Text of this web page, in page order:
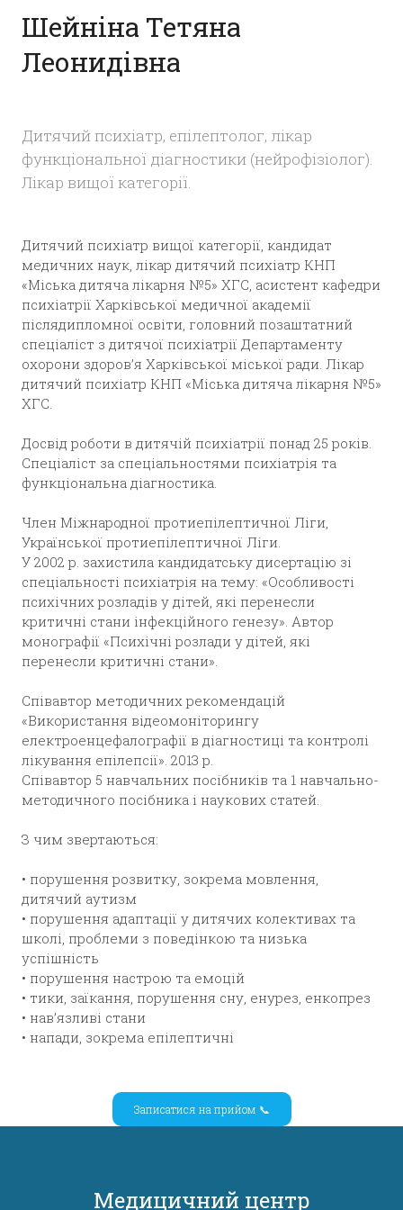
Шейніна Тетяна
Леонидівна
Дитячий психіатр, епілептолог, лікар
функціональної діагностики (нейрофізіолог).
Лікар вищої категорії.
Дитячий психіатр вищої категорії, кандидат
медичних наук, лікар дитячий психіатр КНП
«Міська дитяча лікарня №5» ХГС, асистент кафедри
психіатрії Харківської медичної академії
післядипломної освіти, головний позаштатний
спеціаліст з дитячої психіатрії Департаменту
охорони здоров’я Харківської міської ради. Лікар
дитячий психіатр КНП «Міська дитяча лікарня №5»
ХГС.
Досвід роботи в дитячій психіатрії понад 25 років.
Спеціаліст за спеціальностями психіатрія та
функціональна діагностика.
Член Міжнародної протиепілептичної Ліги,
Української протиепілептичної Ліги.
У 2002 р. захистила кандидатську дисертацію зі
спеціальності психіатрія на тему: «Особливості
психічних розладів у дітей, які перенесли
критичні стани інфекційного генезу». Автор
монографії «Психічні розлади у дітей, які
перенесли критичні стани».
Співавтор методичних рекомендацій
«Використання відеомоніторингу
електроенцефалографії в діагностиці та контролі
лікування епілепсії». 2013 р.
Співавтор 5 навчальних посібників та 1 навчально-
методичного посібника і наукових статей.
З чим звертаються:
• порушення розвитку, зокрема мовлення,
дитячий аутизм
• порушення адаптації у дитячих колективах та
школі, проблеми з поведінкою та низька
успішність
• порушення настрою та емоцій
• тики, заїкання, порушення сну, енурез, енкопрез
• нав’язливі стани
• напади, зокрема епілептичні
Записатися на прийом 📞
Медицичний центр